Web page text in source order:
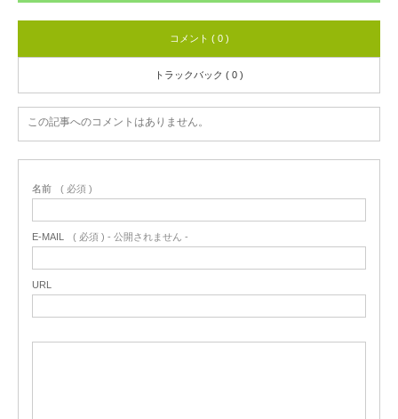
コメント ( 0 )
トラックバック ( 0 )
この記事へのコメントはありません。
名前 ( 必須 )
E-MAIL ( 必須 ) - 公開されません -
URL